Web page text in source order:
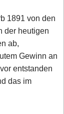
1891 von den
der heutigen
ab,
Gewinn an
entstanden
das im